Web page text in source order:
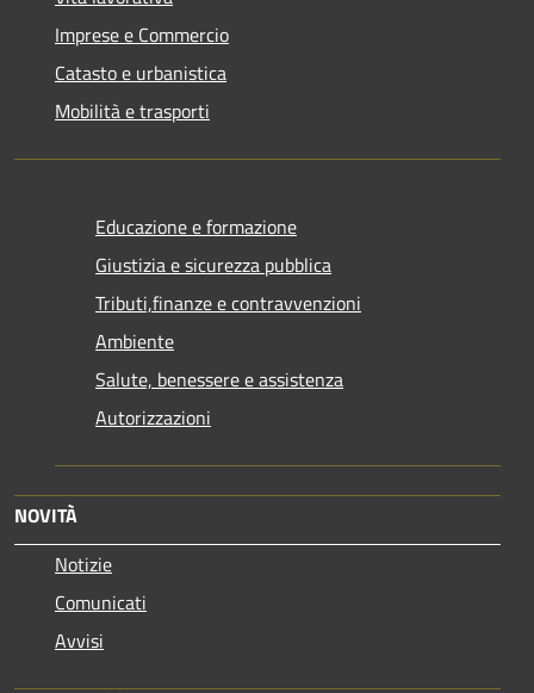
Imprese e Commercio
Catasto e urbanistica
Mobilità e trasporti
Educazione e formazione
Giustizia e sicurezza pubblica
Tributi,finanze e contravvenzioni
Ambiente
Salute, benessere e assistenza
Autorizzazioni
NOVITÀ
Notizie
Comunicati
Avvisi